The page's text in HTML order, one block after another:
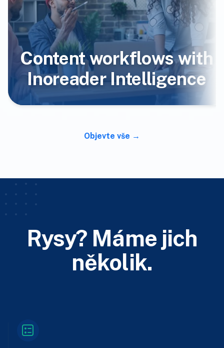
Content workflows with
Inoreader Intelligence
Objevte vše
Rysy? Máme jich
několik.